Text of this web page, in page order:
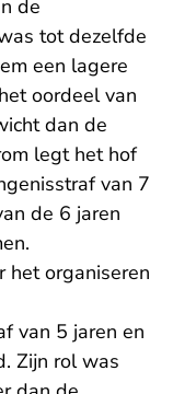
de
tot dezelfde
een lagere
oordeel van
dan de
legt het hof
van 7
de 6 jaren
het organiseren
van 5 jaren en
Zijn rol was